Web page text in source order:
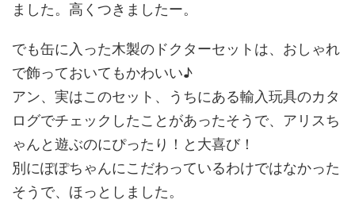
ました。高くつきましたー。
でも缶に入った木製のドクターセットは、おしゃれ
で飾っておいてもかわいい♪
アン、実はこのセット、うちにある輸入玩具のカタ
ログでチェックしたことがあったそうで、アリスち
ゃんと遊ぶのにぴったり！と大喜び！
別にぽぽちゃんにこだわっているわけではなかった
そうで、ほっとしました。